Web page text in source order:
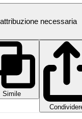
necessaria
Simile